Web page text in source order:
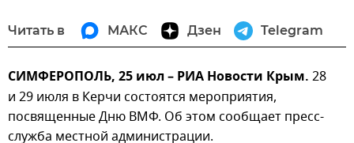
Читать в МАКС Дзен Telegram
СИМФЕРОПОЛЬ, 25 июл – РИА Новости Крым. 28
и 29 июля в Керчи состоятся мероприятия,
посвященные Дню ВМФ. Об этом сообщает пресс-
служба местной администрации.